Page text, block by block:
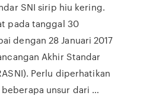
SNI sirip hiu kering.
pada tanggal 30
dengan 28 Januari 2017
Akhir Standar
Perlu diperhatikan
unsur dari …